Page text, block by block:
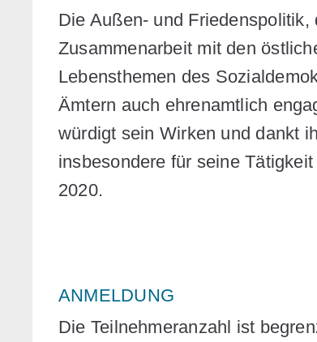
Die Außen- und
Zusammenarbeit mit den
Lebensthemen des
Ämtern auch ehrenamtlich
würdigt sein Wirken und dankt
insbesondere für seine
2020.
ANMELDUNG
Die Teilnehmeranzahl ist